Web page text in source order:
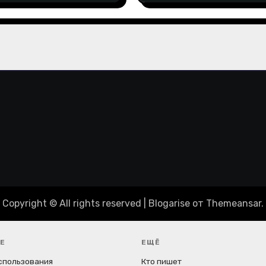
Copyright © All rights reserved Blogarise от Themeansar.
ЕЩЁ
Кто пишет